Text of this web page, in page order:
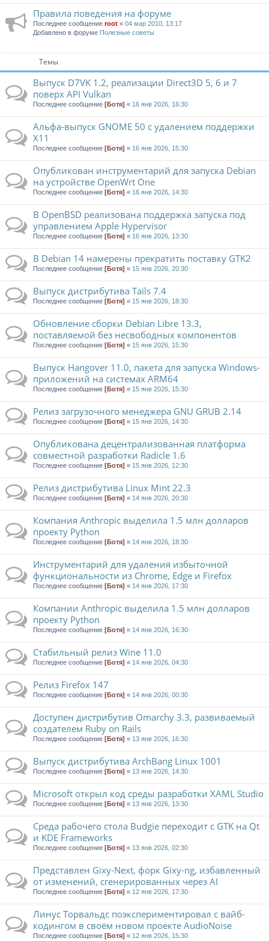
Правила поведения на форуме
Последнее сообщение root « 04 мар 2010, 13:17
Добавлено в форуме Полезные советы
Темы
Выпуск D7VK 1.2, реализации Direct3D 5, 6 и 7
поверх API Vulkan
Последнее сообщение [Ботя] « 16 янв 2026, 16:30
Альфа-выпуск GNOME 50 с удалением поддержки
X11
Последнее сообщение [Ботя] « 16 янв 2026, 15:30
Опубликован инструментарий для запуска Debian
на устройстве OpenWrt One
Последнее сообщение [Ботя] « 16 янв 2026, 14:30
В OpenBSD реализована поддержка запуска под
управлением Apple Hypervisor
Последнее сообщение [Ботя] « 16 янв 2026, 13:30
В Debian 14 намерены прекратить поставку GTK2
Последнее сообщение [Ботя] « 15 янв 2026, 20:30
Выпуск дистрибутива Tails 7.4
Последнее сообщение [Ботя] « 15 янв 2026, 18:30
Обновление сборки Debian Libre 13.3,
поставляемой без несвободных компонентов
Последнее сообщение [Ботя] « 15 янв 2026, 15:30
Выпуск Hangover 11.0, пакета для запуска Windows-
приложений на системах ARM64
Последнее сообщение [Ботя] « 15 янв 2026, 15:30
Релиз загрузочного менеджера GNU GRUB 2.14
Последнее сообщение [Ботя] « 15 янв 2026, 14:30
Опубликована децентрализованная платформа
совместной разработки Radicle 1.6
Последнее сообщение [Ботя] « 15 янв 2026, 12:30
Релиз дистрибутива Linux Mint 22.3
Последнее сообщение [Ботя] « 14 янв 2026, 20:30
Компания Anthropic выделила 1.5 млн долларов
проекту Python
Последнее сообщение [Ботя] « 14 янв 2026, 18:30
Инструментарий для удаления избыточной
функциональности из Chrome, Edge и Firefox
Последнее сообщение [Ботя] « 14 янв 2026, 17:30
Компании Anthropic выделила 1.5 млн долларов
проекту Python
Последнее сообщение [Ботя] « 14 янв 2026, 16:30
Стабильный релиз Wine 11.0
Последнее сообщение [Ботя] « 14 янв 2026, 04:30
Релиз Firefox 147
Последнее сообщение [Ботя] « 14 янв 2026, 00:30
Доступен дистрибутив Omarchy 3.3, развиваемый
создателем Ruby on Rails
Последнее сообщение [Ботя] « 13 янв 2026, 16:30
Выпуск дистрибутива ArchBang Linux 1001
Последнее сообщение [Ботя] « 13 янв 2026, 14:30
Microsoft открыл код среды разработки XAML Studio
Последнее сообщение [Ботя] « 13 янв 2026, 13:30
Среда рабочего стола Budgie переходит с GTK на Qt
и KDE Frameworks
Последнее сообщение [Ботя] « 13 янв 2026, 02:30
Представлен Gixy-Next, форк Gixy-ng, избавленный
от изменений, сгенерированных через AI
Последнее сообщение [Ботя] « 12 янв 2026, 17:30
Линус Торвальдс поэкспериментировал с вайб-
кодингом в своём новом проекте AudioNoise
Последнее сообщение [Ботя] « 12 янв 2026, 15:30